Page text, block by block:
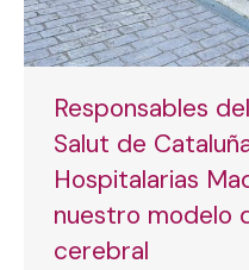
Responsables
Salut de
Hospitalarias
nuestro modelo
cerebral